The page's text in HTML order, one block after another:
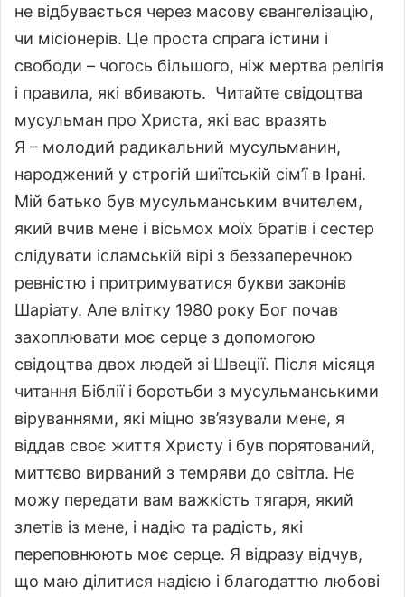
не відбувається через масову євангелізацію,
чи місіонерів. Це проста спрага істини і
свободи – чогось більшого, ніж мертва релігія
і правила, які вбивають. Читайте свідоцтва
мусульман про Христа, які вас вразять
Я – молодий радикальний мусульманин,
народжений у строгій шиїтській сім’ї в Ірані.
Мій батько був мусульманським вчителем,
який вчив мене і вісьмох моїх братів і сестер
слідувати ісламській вірі з беззаперечною
ревністю і притримуватися букви законів
Шаріату. Але влітку 1980 року Бог почав
захоплювати моє серце з допомогою
свідоцтва двох людей зі Швеції. Після місяця
читання Біблії і боротьби з мусульманськими
віруваннями, які міцно зв’язували мене, я
віддав своє життя Христу і був порятований,
миттєво вирваний з темряви до світла. Не
можу передати вам важкість тягаря, який
злетів із мене, і надію та радість, які
переповнюють моє серце. Я відразу відчув,
що маю ділитися надією і благодаттю любові